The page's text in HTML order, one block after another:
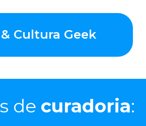
Cultura Geek
de curadoria: